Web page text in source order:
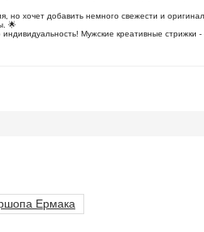
но хочет добавить немного свежести и
🌟
Мужские креативные
Ермака